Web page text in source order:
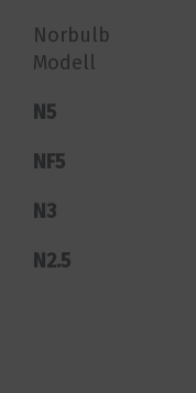
Norbulb
Modell
N5
NF5
N3
N2.5